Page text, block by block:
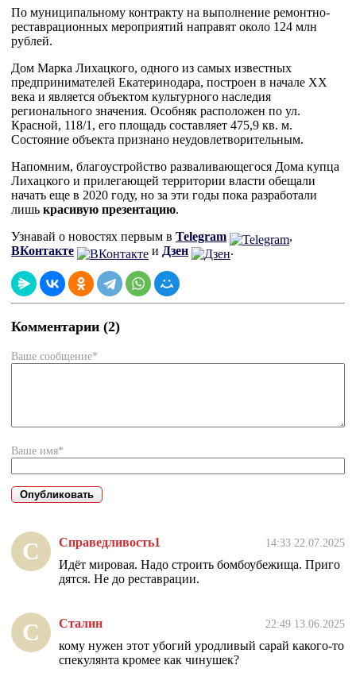
По муниципальному контракту на выполнение ремонтно-
реставрационных мероприятий направят около 124 млн
рублей.
Дом Марка Лихацкого, одного из самых известных
предпринимателей Екатеринодара, построен в начале XX
века и является объектом культурного наследия
регионального значения. Особняк расположен по ул.
Красной, 118/1, его площадь составляет 475,9 кв. м.
Состояние объекта признано неудовлетворительным.
Напомним, благоустройство разваливающегося Дома купца
Лихацкого и прилегающей территории власти обещали
начать еще в 2020 году, но за эти годы пока разработали
лишь красивую презентацию.
Узнавай о новостях первым в Telegram
,
ВКонтакте
и Дзен .
Комментарии (2)
Ваше сообщение*
Ваше имя*
С Справедливость1 14:33 22.07.2025
Идёт мировая. Надо строить бомбоубежища. Приго
дятся. Не до реставрации.
С Сталин 22:49 13.06.2025
кому нужен этот убогий уродливый сарай какого-то
спекулянта кромее как чинушек?